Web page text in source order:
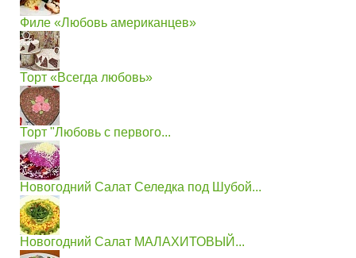
Филе «Любовь американцев»
Торт «Всегда любовь»
Торт "Любовь с первого...
Новогодний Салат Селедка под Шубой...
Новогодний Салат МАЛАХИТОВЫЙ...